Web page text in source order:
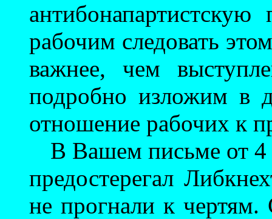
рабочим следовать
важнее, чем
подробно изложим в
отношение рабочих к
В Вашем письме от 4
предостерегал
не прогнали к